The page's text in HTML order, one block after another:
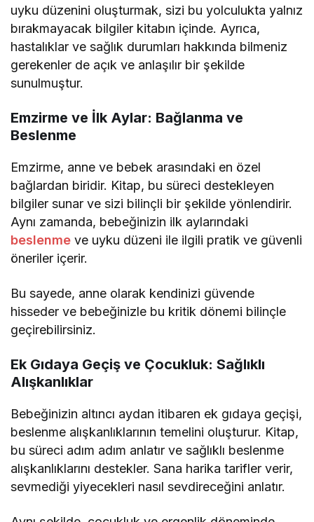
uyku düzenini oluşturmak, sizi bu yolculukta yalnız
bırakmayacak bilgiler kitabın içinde. Ayrıca,
hastalıklar ve sağlık durumları hakkında bilmeniz
gerekenler de açık ve anlaşılır bir şekilde
sunulmuştur.
Emzirme ve İlk Aylar: Bağlanma ve
Beslenme
Emzirme, anne ve bebek arasındaki en özel
bağlardan biridir. Kitap, bu süreci destekleyen
bilgiler sunar ve sizi bilinçli bir şekilde yönlendirir.
Aynı zamanda, bebeğinizin ilk aylarındaki
beslenme ve uyku düzeni ile ilgili pratik ve güvenli
öneriler içerir.
Bu sayede, anne olarak kendinizi güvende
hisseder ve bebeğinizle bu kritik dönemi bilinçle
geçirebilirsiniz.
Ek Gıdaya Geçiş ve Çocukluk: Sağlıklı
Alışkanlıklar
Bebeğinizin altıncı aydan itibaren ek gıdaya geçişi,
beslenme alışkanlıklarının temelini oluşturur. Kitap,
bu süreci adım adım anlatır ve sağlıklı beslenme
alışkanlıklarını destekler. Sana harika tarifler verir,
sevmediği yiyecekleri nasıl sevdireceğini anlatır.